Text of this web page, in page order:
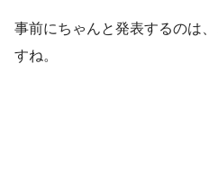
事前にちゃんと発表するのは
すね。